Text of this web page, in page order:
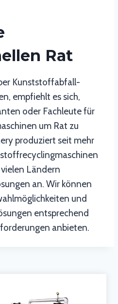
Rat
Kunststoffabfall-
empfiehlt es sich,
oder Fachleute für
um Rat zu
produziert seit mehr
Ländern
an. Wir können
und
entsprechend
anbieten.